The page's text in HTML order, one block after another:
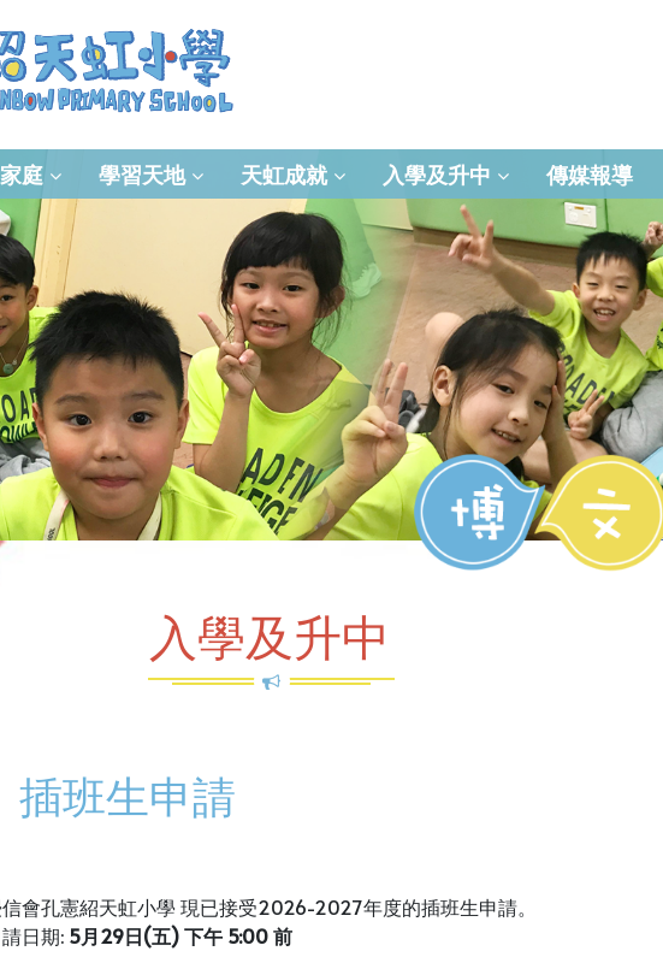
庭 學習天地 天虹成就 入學及升中 傳媒報導
入學及升中
插班生申請
會孔憲紹天虹小學 現已接受2026-2027年度的插班生申請。
日期: 5月29日(五) 下午 5:00 前